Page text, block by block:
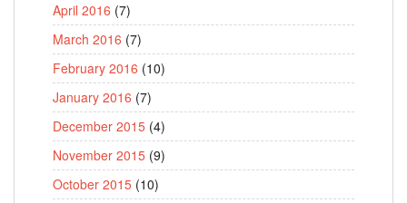
April 2016 (7)
March 2016 (7)
February 2016 (10)
January 2016 (7)
December 2015 (4)
November 2015 (9)
October 2015 (10)